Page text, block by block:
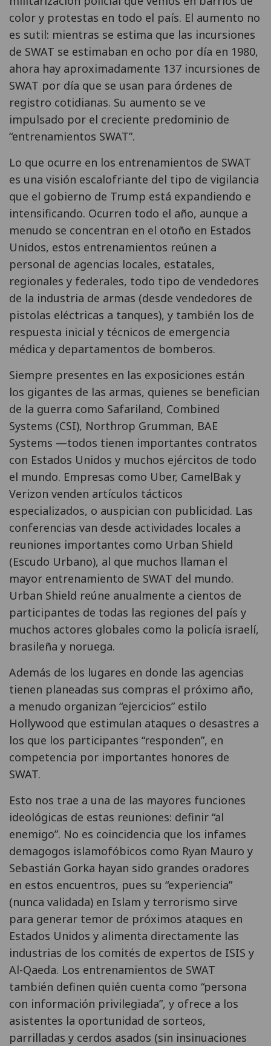
color y protestas en todo el país. El aumento no
es sutil: mientras se estima que las incursiones
de SWAT se estimaban en ocho por día en 1980,
ahora hay aproximadamente 137 incursiones de
SWAT por día que se usan para órdenes de
registro cotidianas. Su aumento se ve
impulsado por el creciente predominio de
“entrenamientos SWAT”.
Lo que ocurre en los entrenamientos de SWAT
es una visión escalofriante del tipo de vigilancia
que el gobierno de Trump está expandiendo e
intensificando. Ocurren todo el año, aunque a
menudo se concentran en el otoño en Estados
Unidos, estos entrenamientos reúnen a
personal de agencias locales, estatales,
regionales y federales, todo tipo de vendedores
de la industria de armas (desde vendedores de
pistolas eléctricas a tanques), y también los de
respuesta inicial y técnicos de emergencia
médica y departamentos de bomberos.
Siempre presentes en las exposiciones están
los gigantes de las armas, quienes se benefician
de la guerra como Safariland, Combined
Systems (CSI), Northrop Grumman, BAE
Systems —todos tienen importantes contratos
con Estados Unidos y muchos ejércitos de todo
el mundo. Empresas como Uber, CamelBak y
Verizon venden artículos tácticos
especializados, o auspician con publicidad. Las
conferencias van desde actividades locales a
reuniones importantes como Urban Shield
(Escudo Urbano), al que muchos llaman el
mayor entrenamiento de SWAT del mundo.
Urban Shield reúne anualmente a cientos de
participantes de todas las regiones del país y
muchos actores globales como la policía israelí,
brasileña y noruega.
Además de los lugares en donde las agencias
tienen planeadas sus compras el próximo año,
a menudo organizan “ejercicios” estilo
Hollywood que estimulan ataques o desastres a
los que los participantes “responden”, en
competencia por importantes honores de
SWAT.
Esto nos trae a una de las mayores funciones
ideológicas de estas reuniones: definir “al
enemigo”. No es coincidencia que los infames
demagogos islamofóbicos como Ryan Mauro y
Sebastián Gorka hayan sido grandes oradores
en estos encuentros, pues su “experiencia”
(nunca validada) en Islam y terrorismo sirve
para generar temor de próximos ataques en
Estados Unidos y alimenta directamente las
industrias de los comités de expertos de ISIS y
Al-Qaeda. Los entrenamientos de SWAT
también definen quién cuenta como “persona
con información privilegiada”, y ofrece a los
asistentes la oportunidad de sorteos,
parrilladas y cerdos asados (sin insinuaciones